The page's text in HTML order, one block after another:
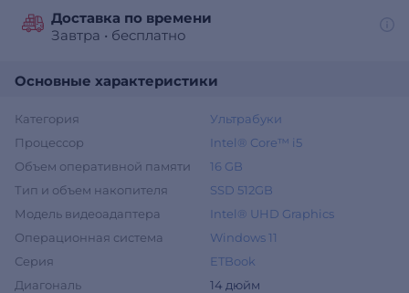
Доставка по времени
Завтра • бесплатно
Основные характеристики
Категория
Ультрабуки
Процессор
Intel® Core™ i5
Объем оперативной памяти
16 GB
Тип и объем накопителя
SSD 512GB
Модель видеоадаптера
Intel® UHD Graphics
Операционная система
Windows 11
Серия
ETBook
Диагональ
14 дюйм